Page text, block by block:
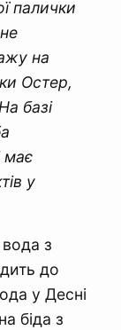
палички
на
Остер,
базі
має
у
з
до
у Десні
біда з